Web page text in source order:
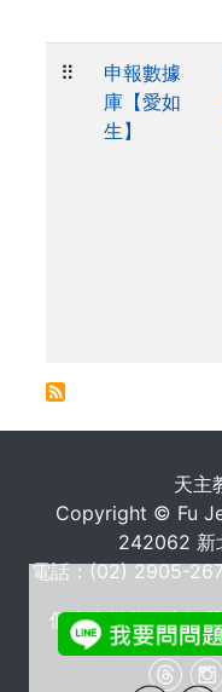
⠿
申報數據
庫【愛如
生】
天主
Copyright © Fu
242062 新
電話：(02) 2905-
個人資料蒐集告知